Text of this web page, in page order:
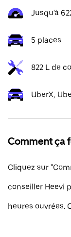
Jusqu'à
5 places
822 L de
UberX,
Comment ça
Cliquez sur
conseiller Heevi
heures ouvrées.